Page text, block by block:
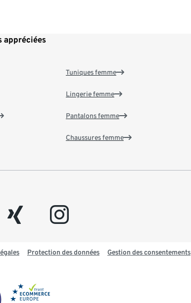
appréciées
Tuniques femme
Lingerie femme
Pantalons femme
Chaussures femme
xing instagram
Protection des données Gestion des consentements